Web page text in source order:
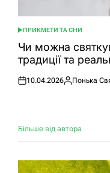
ОПУБЛІКУВАТИ
У
ПРИКМЕТИ ТА СНИ
Чи можна
традиції та
Оприлюднено
10.04.2026 Понька
Більше від автора